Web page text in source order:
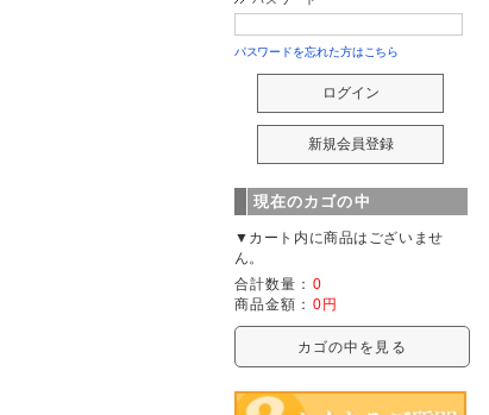
パスワードを忘れた方はこちら
現在のカゴの中
▼カート内に商品はございませ
ん。
合計数量： 0
商品金額： 0円
カゴの中を見る